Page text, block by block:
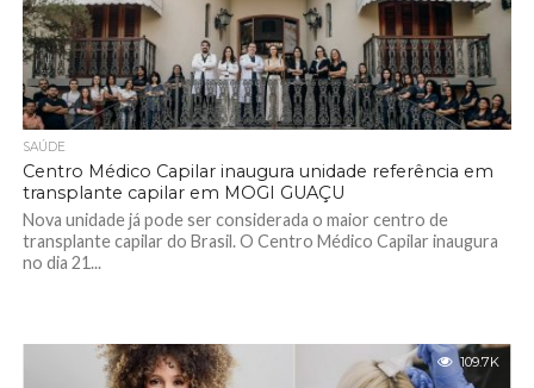
SAÚDE
Centro Médico Capilar inaugura unidade referência em
transplante capilar em MOGI GUAÇU
Nova unidade já pode ser considerada o maior centro de
transplante capilar do Brasil. O Centro Médico Capilar inaugura
no dia 21...
109.7K